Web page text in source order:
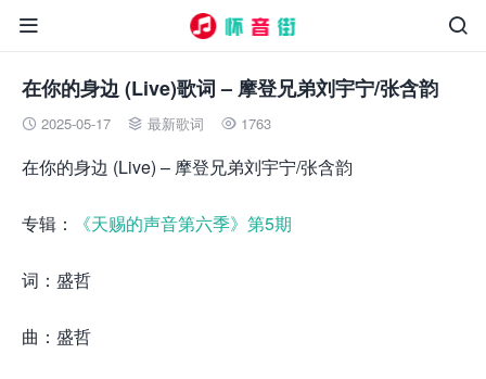


在你的身边 (Live)歌词 – 摩登兄弟刘宇宁/张含韵
 2025-05-17  最新歌词  1763
在你的身边 (Live) – 摩登兄弟刘宇宁/张含韵
专辑： 《天赐的声音第六季》第5期
词：盛哲
曲：盛哲